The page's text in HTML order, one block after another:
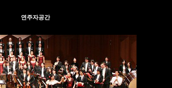
연주자공간